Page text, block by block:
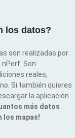
los datos?
son realizadas por
nPerf. Son
reales,
Si también quieres
la aplicación
más datos
los mapas!